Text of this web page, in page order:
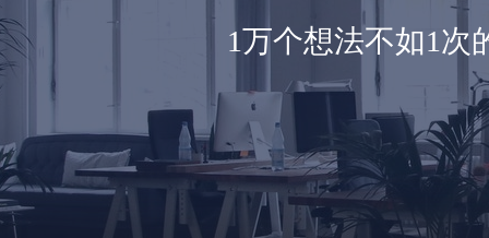
1万个想法不如1次